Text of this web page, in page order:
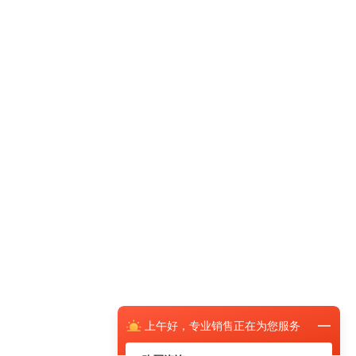
上午好， 专业销售正在为您服务